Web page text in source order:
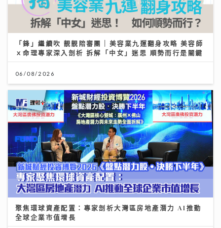
「鋒」繼續吹 靚靚陪審團 | 美容業九運翻身攻略 美容師
ｘ命理專家深入剖析 拆解「中女」迷思 順勢而行是關鍵
06/08/2026
聚焦環球資產配置：專家剖析大灣區房地產潛力 AI推動
全球企業市值增長